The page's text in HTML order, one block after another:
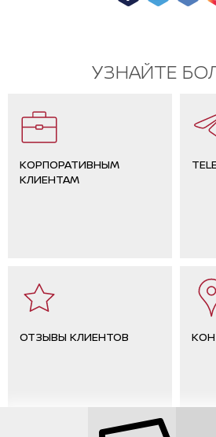
УЗНАЙТЕ
КОРПОРАТИВНЫМ
КЛИЕНТАМ
ОТЗЫВЫ КЛИЕНТОВ